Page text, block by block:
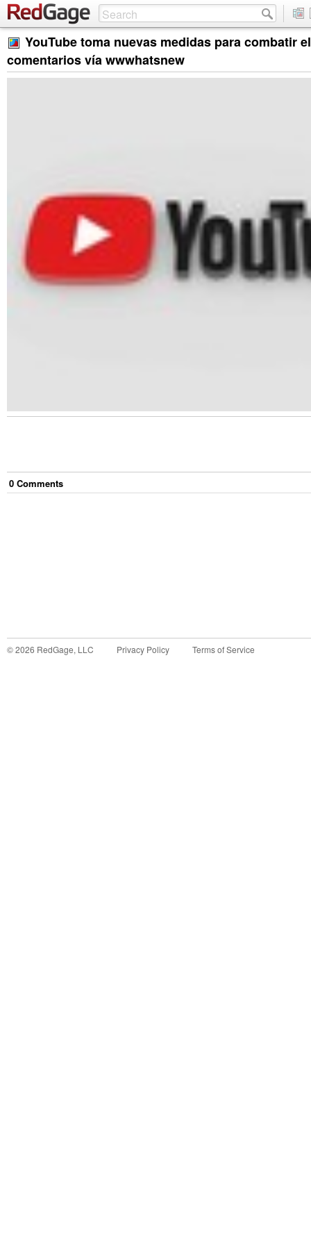
YouTube toma nuevas medidas para combatir
comentarios vía wwwhatsnew
0 Comments
©2026 RedGage, LLC Privacy Policy Terms of Service